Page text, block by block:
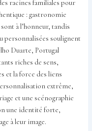
racines familiales pour
: gastronomie
à l’honneur, tandis
personnalisées soulignent
Duarte, Portugal
riches de sens,
et la force des liens
extrême,
et une scénographie
une identité forte,
à leur image.